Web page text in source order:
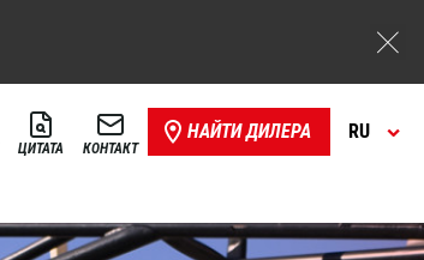
ЦИТАТА КОНТАКТ
НАЙТИ ДИЛЕРА RU